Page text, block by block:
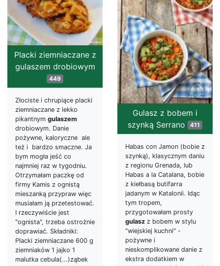
Gulasz z bobem i
szynką Serrano 411
Habas con Jamon (bobie z
szynką), klasycznym daniu
z regionu Grenada, lub
Habas a la Catalana, bobie
z kiełbasą butifarra
jadanym w Katalonii. Idąc
tym tropem,
przygotowałam prosty
gulasz z bobem w stylu
"wiejskiej kuchni" -
pożywne i
nieskomplikowane danie z
ekstra dodatkiem w
Placki ziemniaczane z
gulaszem drobiowym
449
Złociste i chrupiące placki
ziemniaczane z lekko
pikantnym gulaszem
drobiowym. Danie
pożywne, kaloryczne ale
też i bardzo smaczne. Ja
bym mogła jeść co
najmniej raz w tygodniu.
Otrzymałam paczkę od
firmy Kamis z ognistą
mieszanką przypraw więc
musiałam ją przetestować.
I rzeczywiście jest
"ognista", trzeba ostrożnie
doprawiać. Składniki:
Placki ziemniaczane 600 g
ziemniaków 1 jajko 1
malutka cebula(...)ząbek